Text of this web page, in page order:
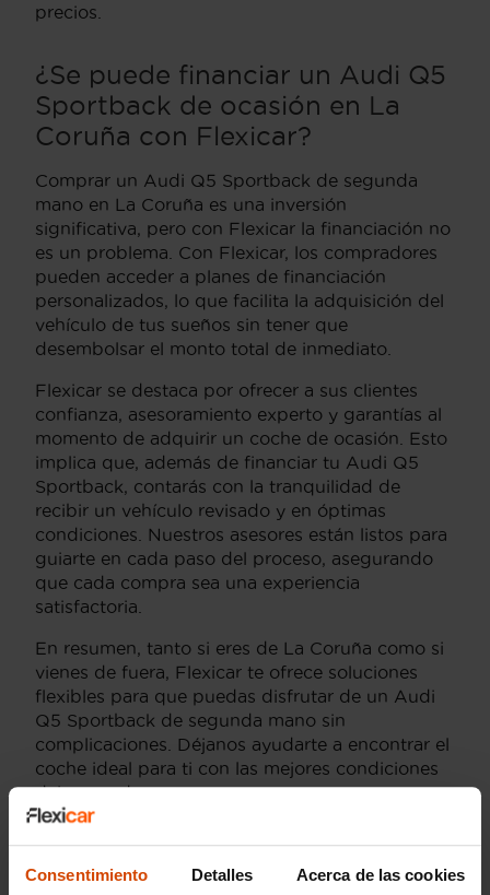
Consentimiento Detalles Acerca de las cookies
precios.
¿Se puede financiar un Audi Q5
Sportback de ocasión en La
Coruña con Flexicar?
Comprar un Audi Q5 Sportback de segunda
mano en La Coruña es una inversión
significativa, pero con Flexicar la financiación no
es un problema. Con Flexicar, los compradores
pueden acceder a planes de financiación
personalizados, lo que facilita la adquisición del
vehículo de tus sueños sin tener que
desembolsar el monto total de inmediato.
Flexicar se destaca por ofrecer a sus clientes
confianza, asesoramiento experto y garantías al
momento de adquirir un coche de ocasión. Esto
implica que, además de financiar tu Audi Q5
Sportback, contarás con la tranquilidad de
recibir un vehículo revisado y en óptimas
condiciones. Nuestros asesores están listos para
guiarte en cada paso del proceso, asegurando
que cada compra sea una experiencia
satisfactoria.
En resumen, tanto si eres de La Coruña como si
vienes de fuera, Flexicar te ofrece soluciones
flexibles para que puedas disfrutar de un Audi
Q5 Sportback de segunda mano sin
complicaciones. Déjanos ayudarte a encontrar el
coche ideal para ti con las mejores condiciones
del mercado.